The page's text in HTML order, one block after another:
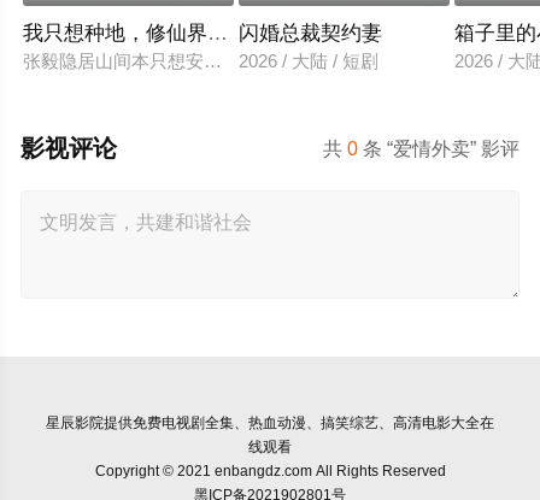
我只想种地，修仙界却奉我为神
张毅隐居山间本只想安静度日，直到某天，一个迟到了三千年
闪婚总裁契约妻
2026 / 大陆 / 短剧
箱子里
2026 / 大
共0 条 “爱情外卖” 影评
影视评论
星辰影院提供免费电视剧全集、热血动漫、搞笑综艺、高清电影大全在
线观看
Copyright © 2021 enbangdz.com All Rights Reserved
黑ICP备2021902801号